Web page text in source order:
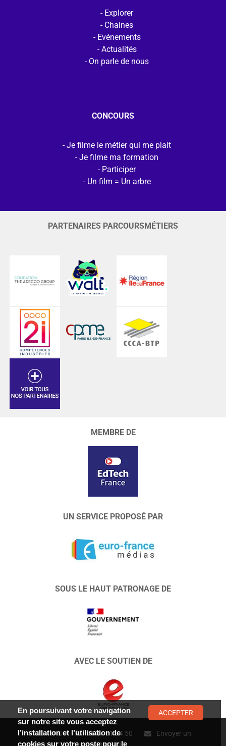
Explorer
Chaines
Evénements
Actualités
On parle de nous
CONCOURS
Je filme le métier qui me plait
Je filme ma formation
Participer
Un film = Un arbre
PARTENAIRES PARCOURSMÉTIERS
MEMBRE DE
UN SERVICE PROPOSÉ PAR
SOUS LE HAUT PATRONAGE DE
AVEC LE SOUTIEN DE
CONTACT : 01 47 01 34 50
Envoyer un
message
En poursuivant votre navigation
sur notre site vous acceptez
l’installation et l’utilisation de
cookies sur votre poste pour le
ACCEPTER